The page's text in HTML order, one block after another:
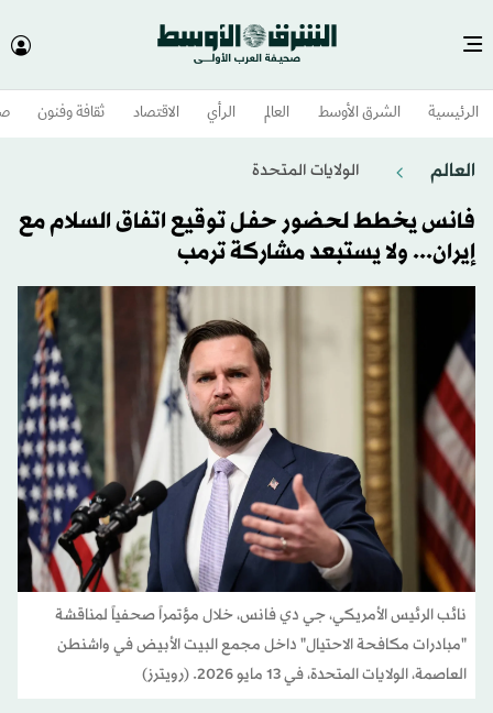
الرئيسية الشرق الأوسط​ العالم الرأي الاقتصاد ثقافة وفنون
العالم الولايات المتحدة​
فانس يخطط لحضور حفل توقيع اتفاق السلام مع
إيران... ولا يستبعد مشاركة ترمب
نائب الرئيس الأمريكي، جي دي فانس، خلال مؤتمراً صحفياً لمناقشة
"مبادرات مكافحة الاحتيال" داخل مجمع البيت الأبيض في واشنطن
العاصمة، الولايات المتحدة، في 13 مايو 2026. (رويترز)